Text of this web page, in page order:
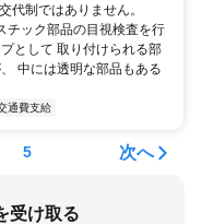
制ではありません。
チック部品の目視検査を行
として 取り付けられる部
中には透明な部品もある
通費支給
5 次へ
受け取る